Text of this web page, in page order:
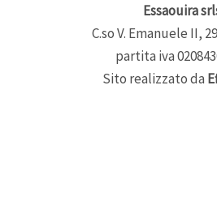
Essaouira
C.so V. Emanuele II,
partita iva
Sito realizzato da